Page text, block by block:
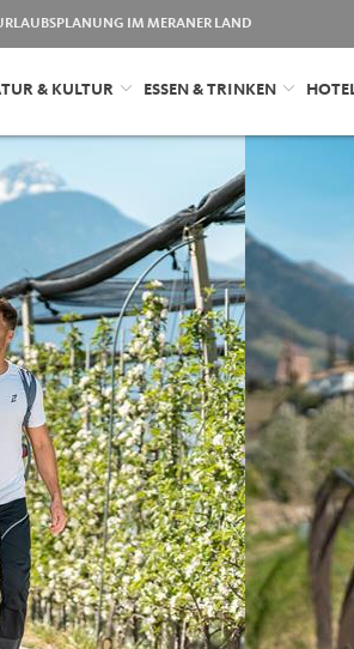
IM MERANER LAND
& KULTUR ESSEN & TRINKEN